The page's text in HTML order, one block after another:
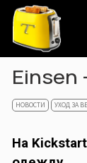
Einsen
НОВОСТИ УХОД ЗА
На